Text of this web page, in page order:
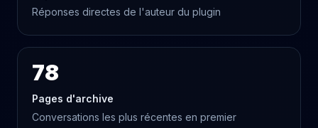
Réponses directes de l'auteur du plugin
78
Pages d'archive
Conversations les plus récentes en premier